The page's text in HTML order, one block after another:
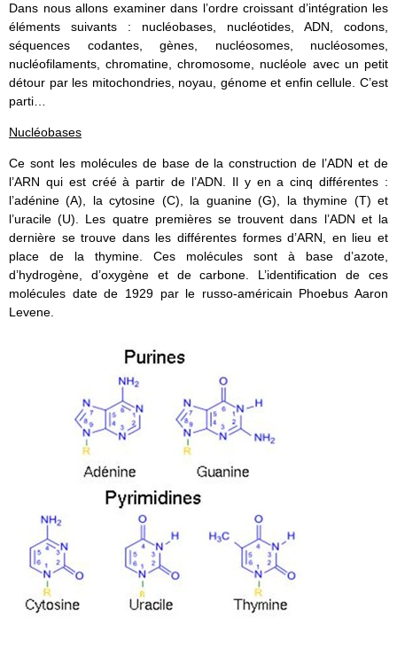
Dans nous allons examiner dans l’ordre croissant d’intégration les
éléments suivants : nucléobases, nucléotides, ADN, codons,
séquences codantes, gènes, nucléosomes, nucléosomes,
nucléofilaments, chromatine, chromosome, nucléole avec un petit
détour par les mitochondries, noyau, génome et enfin cellule. C’est
parti…
Nucléobases
Ce sont les molécules de base de la construction de l’ADN et de
l’ARN qui est créé à partir de l’ADN. Il y en a cinq différentes :
l’adénine (A), la cytosine (C), la guanine (G), la thymine (T) et
l’uracile (U). Les quatre premières se trouvent dans l’ADN et la
dernière se trouve dans les différentes formes d’ARN, en lieu et
place de la thymine. Ces molécules sont à base d’azote,
d’hydrogène, d’oxygène et de carbone. L’identification de ces
molécules date de 1929 par le russo-américain Phoebus Aaron
Levene.